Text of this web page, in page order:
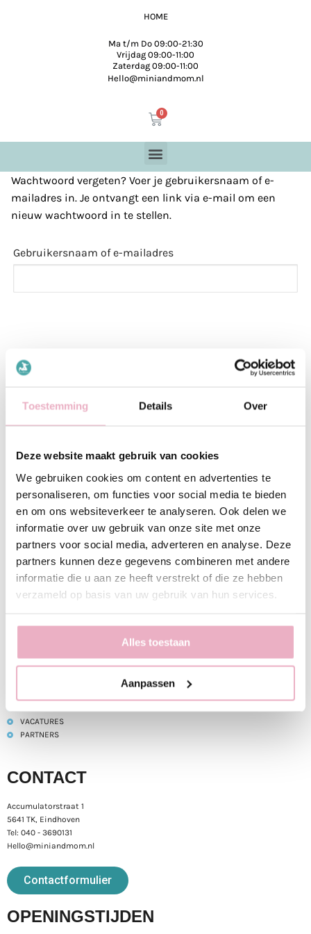
Toestemming Details Over
Deze website maakt gebruik van cookies
We gebruiken cookies om content en advertenties te
personaliseren, om functies voor social media te bieden
en om ons websiteverkeer te analyseren. Ook delen we
informatie over uw gebruik van onze site met onze
partners voor social media, adverteren en analyse. Deze
partners kunnen deze gegevens combineren met andere
informatie die u aan ze heeft verstrekt of die ze hebben
verzameld op basis van uw gebruik van hun services.
Alles toestaan
Aanpassen
HOME
Ma t/m Do 09:00-21:30
Vrijdag 09:00-11:00
Zaterdag 09:00-11:00
Hello@miniandmom.nl
Wachtwoord vergeten? Voer je gebruikersnaam of e-
mailadres in. Je ontvangt een link via e-mail om een
nieuw wachtwoord in te stellen.
Gebruikersnaam of e-mailadres
Reset wachtwoord
Welkom bij Mini&Mom
Hét centrum voor professionele zwangerschapsbegeleiding en
begeleiding bij het herstel erna.
SITE LINKS
ONZE STUDIO
VACATURES
PARTNERS
SPORTEN TIJDENS JE ZWANGERSCHAP
SPORTEN NA DE BEVALLING
SPORTEN MET JE BABY
CONTACT
Accumulatorstraat 1
5641 TK, Eindhoven
Tel: 040 - 3690131
Hello@miniandmom.nl
Contactformulier
OPENINGSTIJDEN